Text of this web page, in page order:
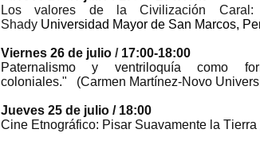
Los valores de la Civilización
Shady Universidad Mayor de San Marcos,
Viernes 26 de julio / 17:00-18:00
Paternalismo y ventriloquía como
coloniales." (Carmen Martínez-Novo
Jueves 25 de julio / 18:00
Cine Etnográfico: Pisar Suavamente la